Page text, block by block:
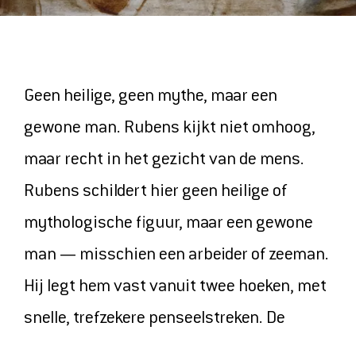
ONZE FAVORIETEN
COLLECTIE
Geen heilige, geen mythe, maar een
gewone man. Rubens kijkt niet omhoog,
maar recht in het gezicht van de mens.
Rubens schildert hier geen heilige of
mythologische figuur, maar een gewone
man — misschien een arbeider of zeeman.
Hij legt hem vast vanuit twee hoeken, met
snelle, trefzekere penseelstreken. De